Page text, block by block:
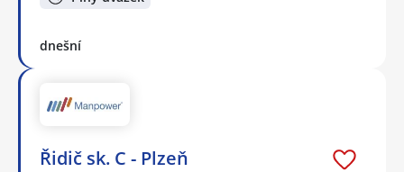
dnešní
Řidič sk. C - Plzeň